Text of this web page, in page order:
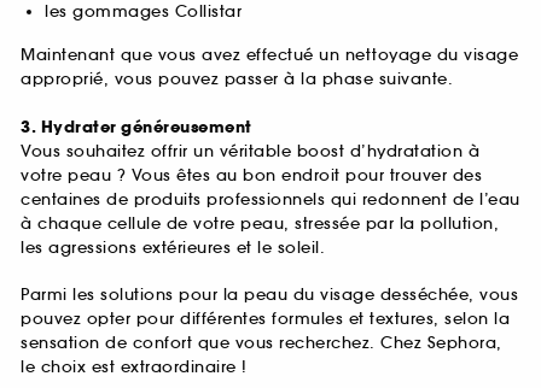
les gommages Collistar
Maintenant que vous avez effectué un nettoyage du visage
approprié, vous pouvez passer à la phase suivante.
3. Hydrater généreusement
Vous souhaitez offrir un véritable boost d’hydratation à
votre peau ? Vous êtes au bon endroit pour trouver des
centaines de produits professionnels qui redonnent de l’eau
à chaque cellule de votre peau, stressée par la pollution,
les agressions extérieures et le soleil.
Parmi les solutions pour la peau du visage desséchée, vous
pouvez opter pour différentes formules et textures, selon la
sensation de confort que vous recherchez. Chez Sephora,
le choix est extraordinaire !